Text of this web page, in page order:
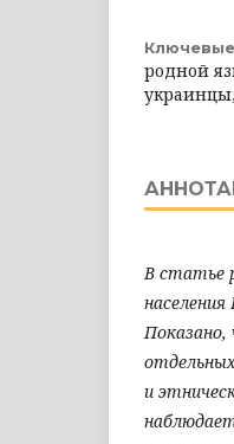
родной
В статье
населения
Показано,
и